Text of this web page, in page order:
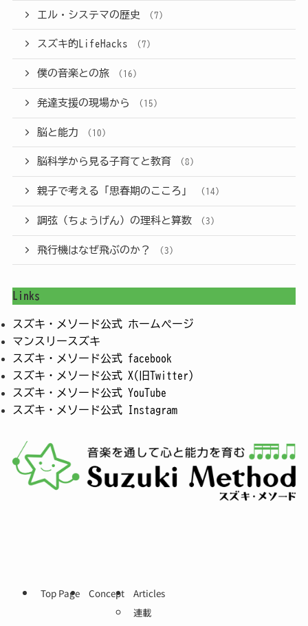
エル・システマの歴史 (7)
スズキ的LifeHacks (7)
僕の音楽との旅 (16)
発達支援の現場から (15)
脳と能力 (10)
脳科学から見る子育てと教育 (8)
親子で考える「思春期のこころ」 (14)
調弦（ちょうげん）の理科と算数 (3)
飛行機はなぜ飛ぶのか？ (3)
Links
スズキ・メソード公式 ホームページ
マンスリースズキ
スズキ・メソード公式 facebook
スズキ・メソード公式 X(旧Twitter)
スズキ・メソード公式 YouTube
スズキ・メソード公式 Instagram
Top Page Concept
Articles
連載